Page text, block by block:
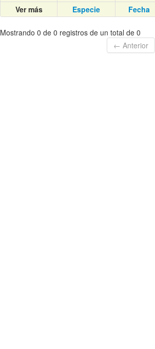
Ver más
Especie Fecha
Mostrando 0 de 0 registros de un total de 0
← Anterior